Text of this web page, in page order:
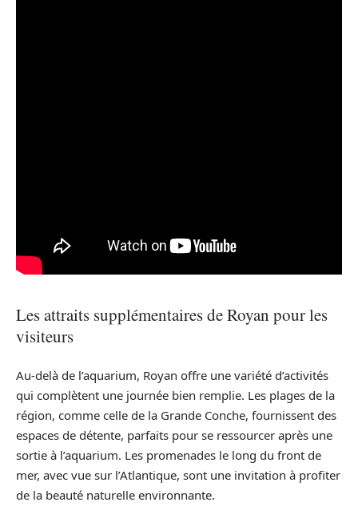
Les attraits supplémentaires de Royan pour les
visiteurs
Au-delà de l’aquarium, Royan offre une variété d’activités
qui complètent une journée bien remplie. Les plages de la
région, comme celle de la Grande Conche, fournissent des
espaces de détente, parfaits pour se ressourcer après une
sortie à l’aquarium. Les promenades le long du front de
mer, avec vue sur l’Atlantique, sont une invitation à profiter
de la beauté naturelle environnante.